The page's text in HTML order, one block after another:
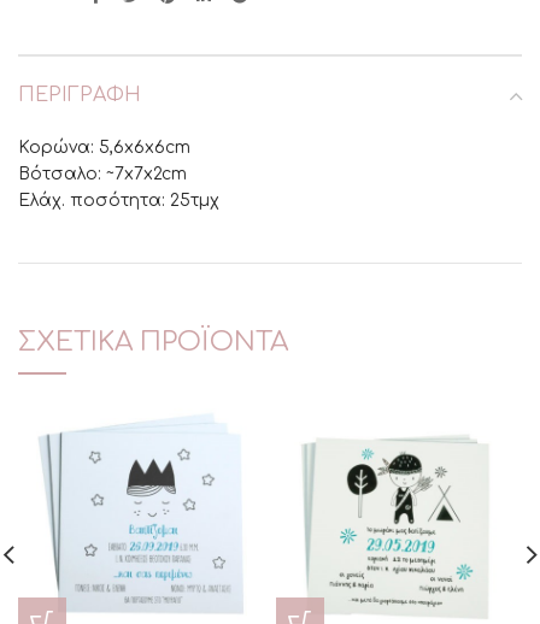
ΠΕΡΙΓΡΑΦΉ
Κορώνα: 5,6x6x6cm
Βότσαλο: ~7x7x2cm
Ελάχ. ποσότητα: 25τμχ
ΣΧΕΤΙΚΆ ΠΡΟΪΌΝΤΑ